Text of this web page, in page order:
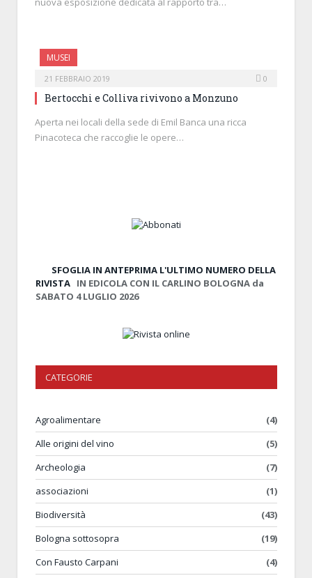
MUSEI
21 FEBBRAIO 2019 0
Bertocchi e Colliva rivivono a Monzuno
Aperta nei locali della sede di Emil Banca una ricca
Pinacoteca che raccoglie le opere…
SFOGLIA IN ANTEPRIMA L'ULTIMO NUMERO DELLA
RIVISTA IN EDICOLA CON IL CARLINO BOLOGNA da
SABATO 4 LUGLIO 2026
CATEGORIE
Agroalimentare
(4)
Alle origini del vino
(5)
Archeologia
(7)
associazioni
(1)
Biodiversità
(43)
Bologna sottosopra
(19)
Con Fausto Carpani
(4)